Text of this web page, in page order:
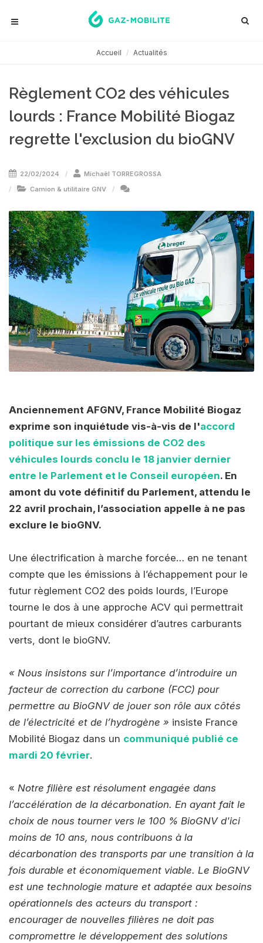
Accueil Actualités
Règlement CO2 des véhicules
lourds : France Mobilité Biogaz
regrette l'exclusion du bioGNV
22/02/2024
Michaël TORREGROSSA
Camion & utilitaire GNV
Anciennement AFGNV, France Mobilité Biogaz
exprime son inquiétude vis-à-vis de l'accord
politique sur les émissions de CO2 des
véhicules lourds conclu le 18 janvier dernier
entre le Parlement et le Conseil européen. En
amont du vote définitif du Parlement, attendu le
22 avril prochain, l’association appelle à ne pas
exclure le bioGNV.
Une électrification à marche forcée… en ne tenant
compte que les émissions à l’échappement pour le
futur règlement CO2 des poids lourds, l’Europe
tourne le dos à une approche ACV qui permettrait
pourtant de mieux considérer d’autres carburants
verts, dont le bioGNV.
« Nous insistons sur l’importance d’introduire un
facteur de correction du carbone (FCC) pour
permettre au BioGNV de jouer son rôle aux côtés
de l’électricité et de l’hydrogène » insiste France
Mobilité Biogaz dans un communiqué publié ce
mardi 20 février.
« Notre filière est résolument engagée dans
l’accélération de la décarbonation. En ayant fait le
choix de nous tourner vers le 100 % BioGNV d'ici
moins de 10 ans, nous contribuons à la
décarbonation des transports par une transition à la
fois durable et économiquement viable. Le BioGNV
est une technologie mature et adaptée aux besoins
opérationnels des acteurs du transport :
encourager de nouvelles filières ne doit pas
compromettre le développement des solutions